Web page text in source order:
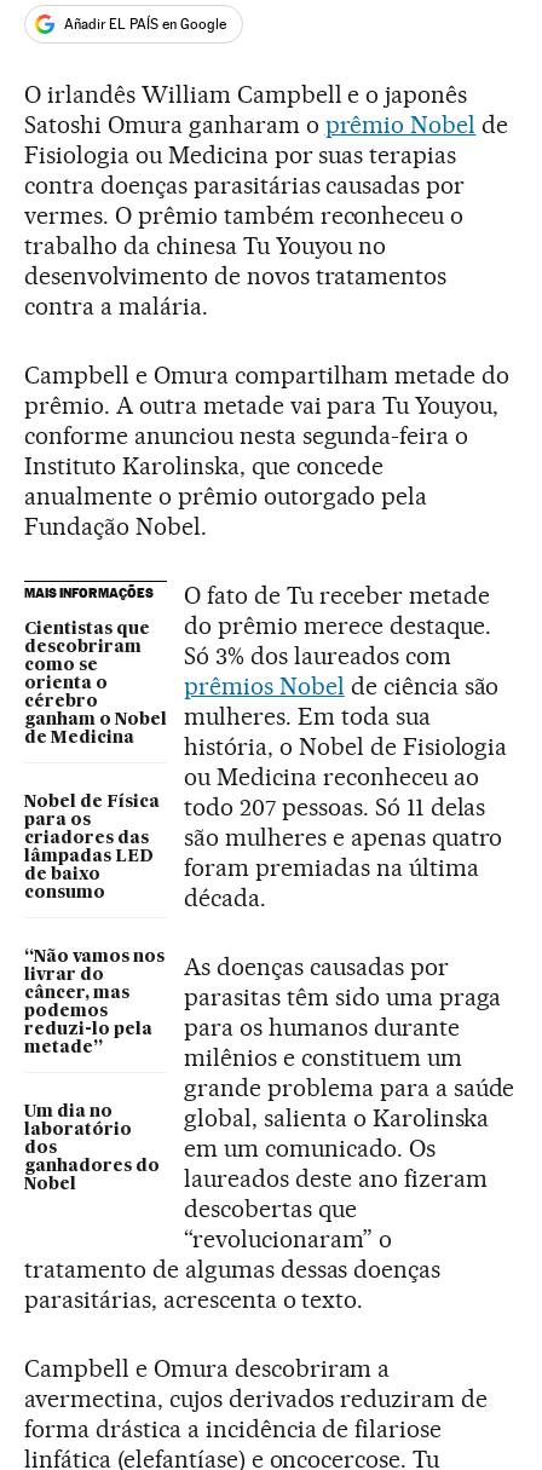
Añadir EL PAÍS en Google
O irlandês William Campbell e o japonês
Satoshi Omura ganharam o prêmio Nobel de
Fisiologia ou Medicina por suas terapias
contra doenças parasitárias causadas por
vermes. O prêmio também reconheceu o
trabalho da chinesa Tu Youyou no
desenvolvimento de novos tratamentos
contra a malária.
Campbell e Omura compartilham metade do
prêmio. A outra metade vai para Tu Youyou,
conforme anunciou nesta segunda-feira o
Instituto Karolinska, que concede
anualmente o prêmio outorgado pela
Fundação Nobel.
MAIS INFORMAÇÕES
Cientistas que
descobriram
como se
orienta o
cérebro
ganham o Nobel
de Medicina
Nobel de Física
para os
criadores das
lâmpadas LED
de baixo
consumo
“Não vamos nos
livrar do
câncer, mas
podemos
reduzi-lo pela
metade”
Um dia no
laboratório
dos
ganhadores do
Nobel
O fato de Tu receber metade
do prêmio merece destaque.
Só 3% dos laureados com
prêmios Nobel de ciência são
mulheres. Em toda sua
história, o Nobel de Fisiologia
ou Medicina reconheceu ao
todo 207 pessoas. Só 11 delas
são mulheres e apenas quatro
foram premiadas na última
década.
As doenças causadas por
parasitas têm sido uma praga
para os humanos durante
milênios e constituem um
grande problema para a saúde
global, salienta o Karolinska
em um comunicado. Os
laureados deste ano fizeram
descobertas que
“revolucionaram” o
tratamento de algumas dessas doenças
parasitárias, acrescenta o texto.
Campbell e Omura descobriram a
avermectina, cujos derivados reduziram de
forma drástica a incidência de filariose
linfática (elefantíase) e oncocercose. Tu